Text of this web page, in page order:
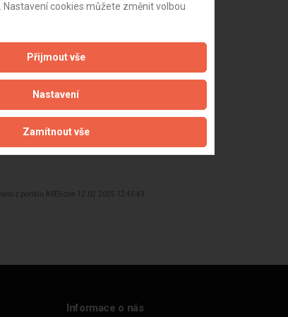
z portálu ARES dne 12.02.2025 12:45:43
Informace o nás
Nastavení cookies můžete změnit volbou
Přijmout vše
Nastavení
Zamítnout vše